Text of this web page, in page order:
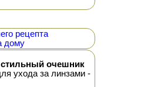
рецепта
дому
стильный очешник
ухода за линзами -